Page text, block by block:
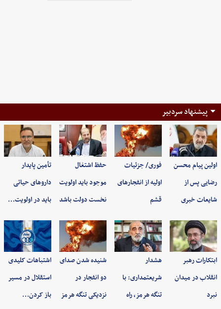
پیشنهاد سردبیر
اولین پیام محسن
رضایی پس از
شایعات خبری
فوری/ جزئیات
اولیه از انفجارهای
قشم
حفظ اشتغال
موجود باید اولویت
نخست دولت باشد
تأمین پایدار
داروهای حیاتی
باید در اولویت…
ابتکارات رهبر
انقلاب در میدان
نبرد
هشدار
شریعتمداری: با
تنگه هرمز، راه
شنیده شدن صدای
دو انفجار در
نزدیکی تنگه هرمز
اشتباهات کلیدی
استقلال در مسیر
باز کردن…